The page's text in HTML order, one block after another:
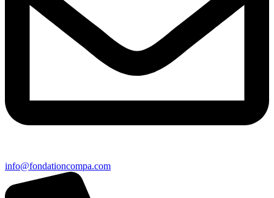
info@fondationcompa.com